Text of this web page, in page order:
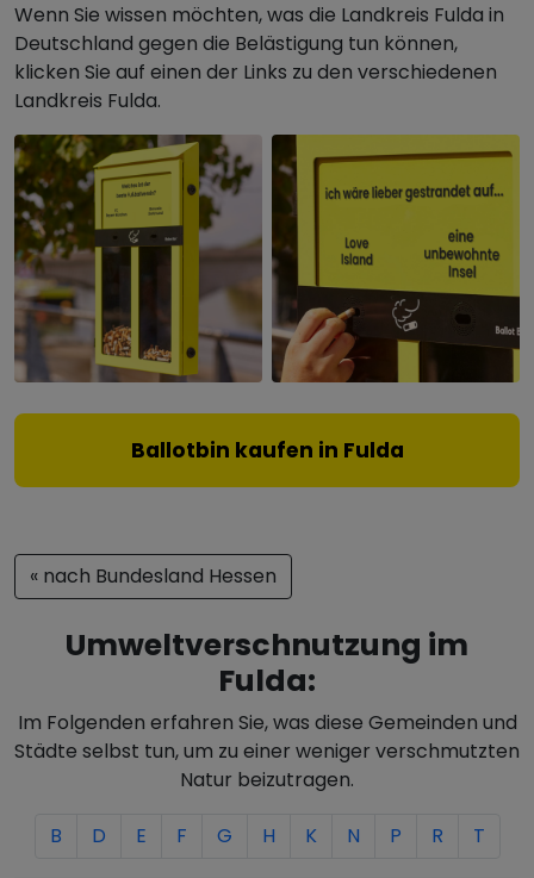
Wenn Sie wissen möchten, was die Landkreis Fulda in
Deutschland gegen die Belästigung tun können,
klicken Sie auf einen der Links zu den verschiedenen
Landkreis Fulda.
Ballotbin kaufen in Fulda
« nach Bundesland Hessen
Umweltverschnutzung im
Fulda:
Im Folgenden erfahren Sie, was diese Gemeinden und
Städte selbst tun, um zu einer weniger verschmutzten
Natur beizutragen.
B D E F G H K N P R T